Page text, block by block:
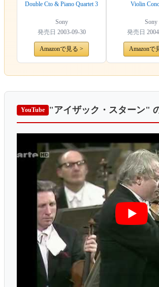
Double Cto & Piano Quartet 3
Sony
発売日 2003-09-30
Amazonで見る >
Violin
Sony
発売日
Amazonで
YouTube "アイザック・スターン"